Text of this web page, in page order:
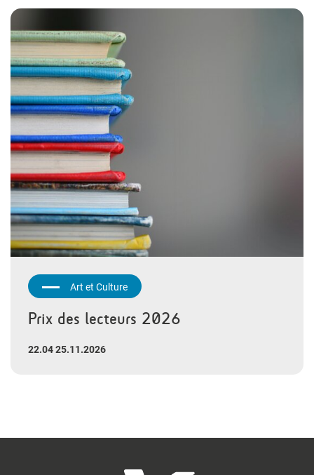
Art et Culture
Prix des lecteurs 2026
22.04 25.11.2026